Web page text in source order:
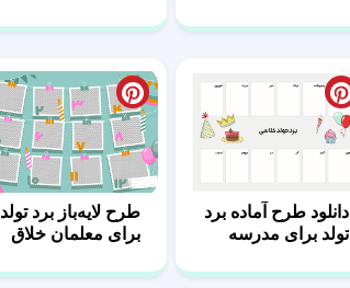
دانلود طرح آماده برد
تولد برای مدرسه
طرح لایه‌باز برد تولد
برای معلمان خلاق